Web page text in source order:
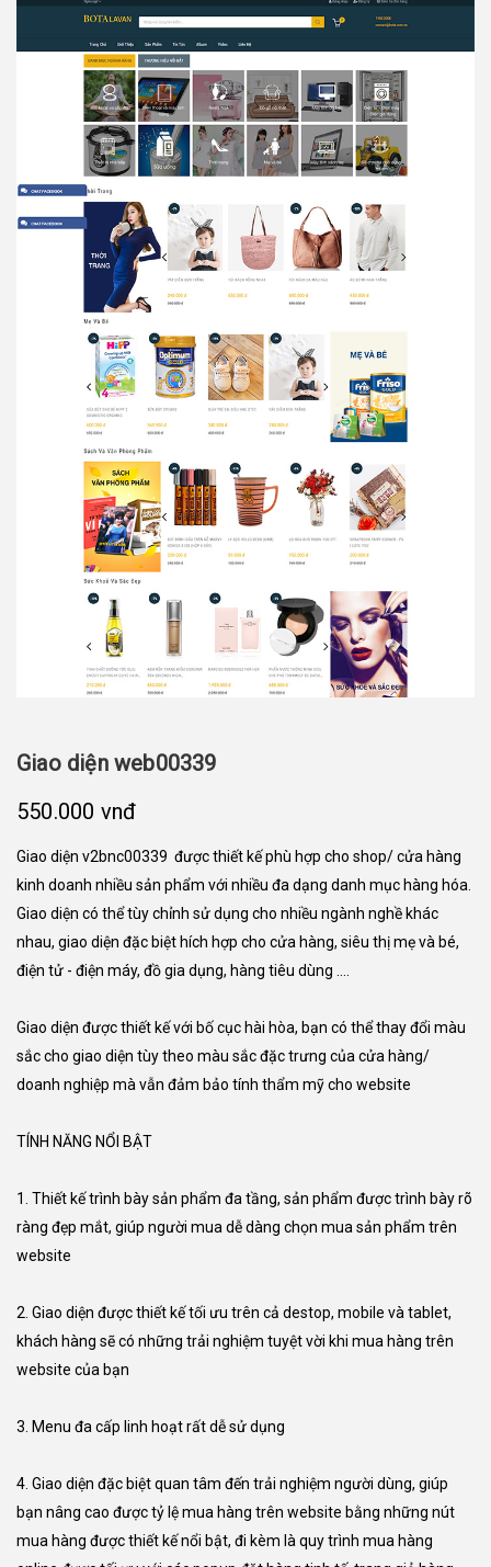
Giao diện web00339
550.000 vnđ
Giao diện v2bnc00339 được thiết kế phù hợp cho shop/ cửa hàng
kinh doanh nhiều sản phẩm với nhiều đa dạng danh mục hàng hóa.
Giao diện có thể tùy chỉnh sử dụng cho nhiều ngành nghề khác
nhau, giao diện đặc biệt hích hợp cho cửa hàng, siêu thị mẹ và bé,
điện tử - điện máy, đồ gia dụng, hàng tiêu dùng ....
Giao diện được thiết kế với bố cục hài hòa, bạn có thể thay đổi màu
sắc cho giao diện tùy theo màu sắc đặc trưng của cửa hàng/
doanh nghiệp mà vẫn đảm bảo tính thẩm mỹ cho website
TÍNH NĂNG NỔI BẬT
1. Thiết kế trình bày sản phẩm đa tầng, sản phẩm được trình bày rõ
ràng đẹp mắt, giúp người mua dễ dàng chọn mua sản phẩm trên
website
2. Giao diện được thiết kế tối ưu trên cả destop, mobile và tablet,
khách hàng sẽ có những trải nghiệm tuyệt vời khi mua hàng trên
website của bạn
3. Menu đa cấp linh hoạt rất dễ sử dụng
4. Giao diện đặc biệt quan tâm đến trải nghiệm người dùng, giúp
bạn nâng cao được tỷ lệ mua hàng trên website bằng những nút
mua hàng được thiết kế nổi bật, đi kèm là quy trình mua hàng